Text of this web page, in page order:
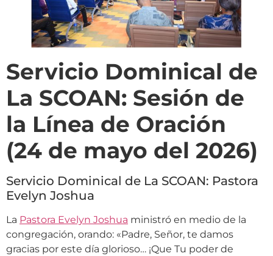
Servicio Dominical de
La SCOAN: Sesión de
la Línea de Oración
(24 de mayo del 2026)
Servicio Dominical de La SCOAN: Pastora
Evelyn Joshua
La Pastora Evelyn Joshua ministró en medio de la
congregación, orando: «Padre, Señor, te damos
gracias por este día glorioso… ¡Que Tu poder de